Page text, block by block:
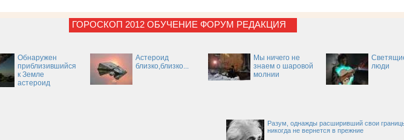
ГОРОСКОП 2012 ОБУЧЕНИЕ ФОРУМ РЕДАКЦИЯ
Обнаружен
приблизившийся
к Земле
астероид
Астероид
близко,близко...
Мы ничего не
знаем о шаровой
молнии
люди
Разум, однажды расширивший свои
никогда не вернется в прежние